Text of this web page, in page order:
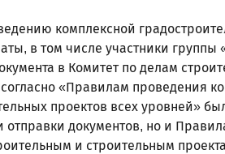
комплексной
в том числе участники
в Комитет по делам
«Правилам проведения
проектов всех уровней»
отправки документов, но и
и строительным